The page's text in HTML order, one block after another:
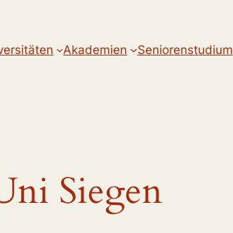
Akademien Seniorenstudium
Siegen